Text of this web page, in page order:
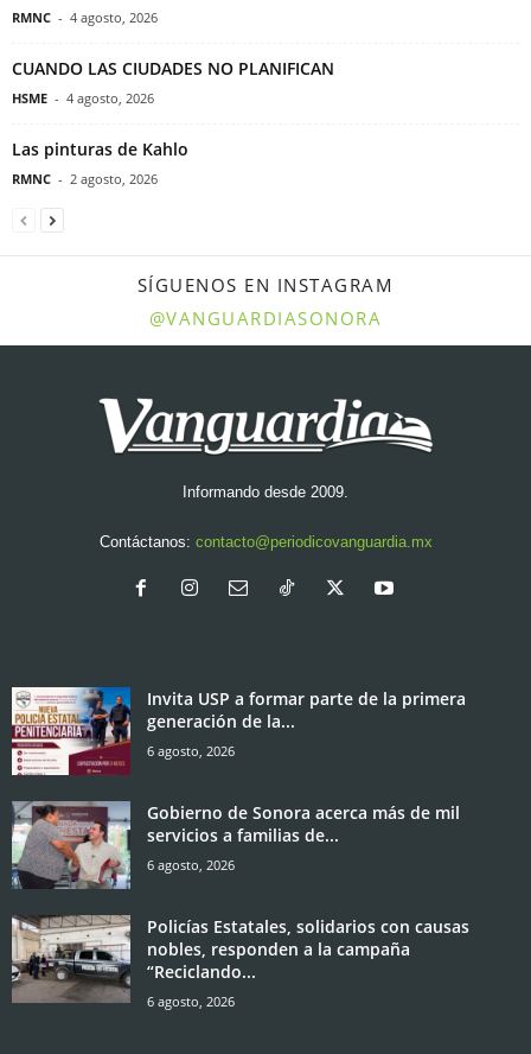
RMNC - 4 agosto, 2026
CUANDO LAS CIUDADES NO PLANIFICAN
HSME - 4 agosto, 2026
Las pinturas de Kahlo
RMNC - 2 agosto, 2026
SÍGUENOS EN INSTAGRAM
@VANGUARDIASONORA
Informando desde 2009.
Contáctanos: contacto@periodicovanguardia.mx
Invita USP a formar parte de la primera
generación de la...
6 agosto, 2026
Gobierno de Sonora acerca más de mil
servicios a familias de...
6 agosto, 2026
Policías Estatales, solidarios con causas
nobles, responden a la campaña
“Reciclando...
6 agosto, 2026